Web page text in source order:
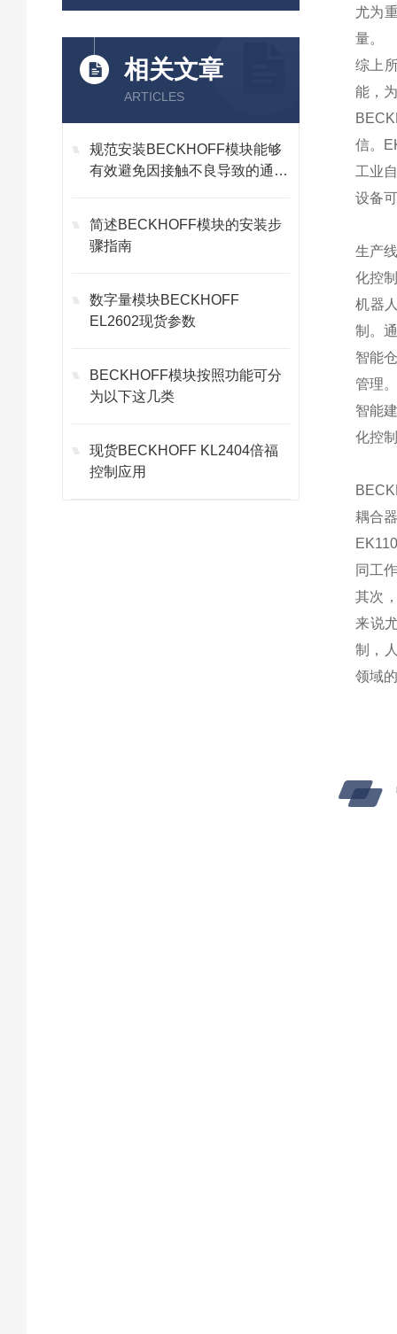
相关文章
ARTICLES
规范安装BECKHOFF模块能够
有效避免因接触不良导致的通讯
简述BECKHOFF模块的安装步
骤指南
数字量模块BECKHOFF
EL2602现货参数
BECKHOFF模块按照功能可分
为以下这几类
现货BECKHOFF KL2404倍福
控制应用
尤为
量。
综上
能，
信。
工业
设备
生产
化控
机器
制。
智能
管理
智能
化控
耦合
同工
其次
来说
制，
领域